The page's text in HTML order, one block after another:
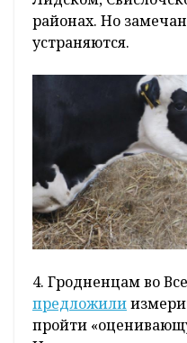
районах. Но
устраняются.
4. Гродненцам во
предложили
пройти